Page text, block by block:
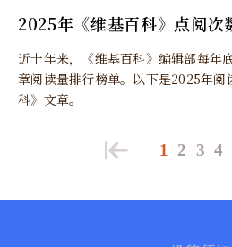
2025年《维基百科》点阅次
近十年来，《维基百科》编辑部每年
章阅读量排行榜单。以下是2025年阅
科》文章。
1 2 3 4